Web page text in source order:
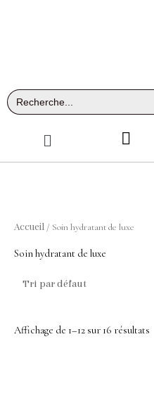
Search
for:
Menu
Accueil / Soin hydratant de luxe
Soin hydratant de luxe
Affichage de 1–12 sur 16 résultats